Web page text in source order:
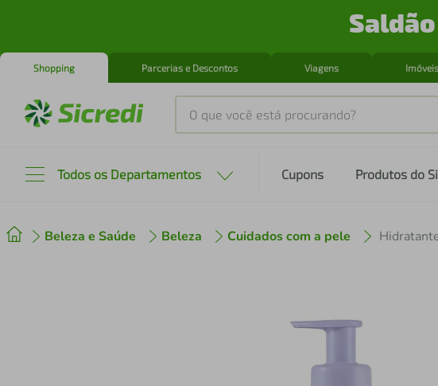
Shopping Parcerias e Descontos Viagens
O que você está procurando?
Todos os Departamentos Cupons Produtos do
Beleza e Saúde Beleza Cuidados com a pele
2º cafeteira